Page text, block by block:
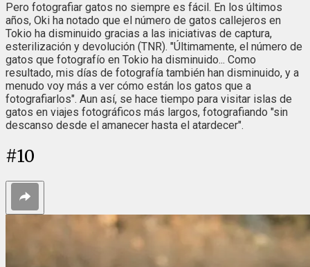
Pero fotografiar gatos no siempre es fácil. En los últimos
años, Oki ha notado que el número de gatos callejeros en
Tokio ha disminuido gracias a las iniciativas de captura,
esterilización y devolución (TNR). "Últimamente, el número de
gatos que fotografío en Tokio ha disminuido... Como
resultado, mis días de fotografía también han disminuido, y a
menudo voy más a ver cómo están los gatos que a
fotografiarlos". Aun así, se hace tiempo para visitar islas de
gatos en viajes fotográficos más largos, fotografiando "sin
descanso desde el amanecer hasta el atardecer".
#10